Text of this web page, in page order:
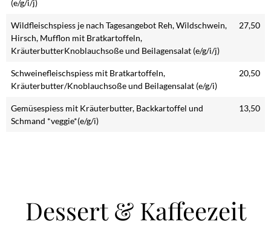
(e/g/i/j)
Wildfleischspiess je nach Tagesangebot Reh, Wildschwein,
Hirsch, Mufflon mit Bratkartoffeln,
KräuterbutterKnoblauchsoße und Beilagensalat (e/g/i/j)
27,50
Schweinefleischspiess mit Bratkartoffeln,
Kräuterbutter/Knoblauchsoße und Beilagensalat (e/g/i)
20,50
Gemüsespiess mit Kräuterbutter, Backkartoffel und
Schmand *veggie*(e/g/i)
13,50
Dessert & Kaffeezeit